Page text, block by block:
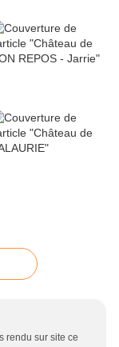
rendu sur site ce